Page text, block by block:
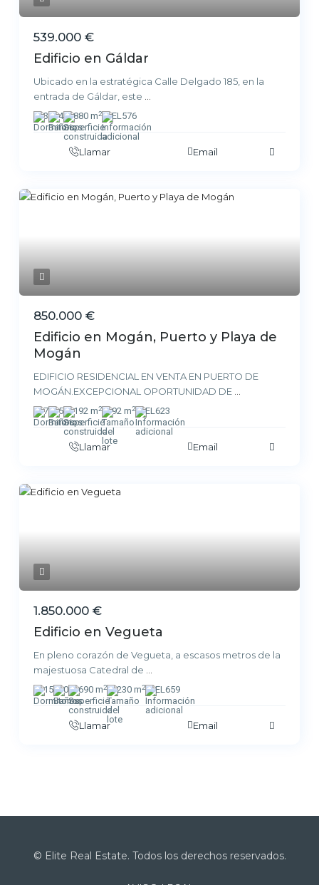
539.000 €
Edificio en Gáldar
Ubicado en la estratégica Calle Delgado 185, en la
entrada de Gáldar, este
3 4 880 m2 EL576
Llamar Email
850.000 €
Edificio en Mogán, Puerto y Playa de
Mogán
EDIFICIO RESIDENCIAL EN VENTA EN PUERTO DE
MOGÁN.EXCEPCIONAL OPORTUNIDAD DE
7 5 192 m2 92 m2 EL623
Llamar Email
1.850.000 €
Edificio en Vegueta
En pleno corazón de Vegueta, a escasos metros de la
majestuosa Catedral de
15 0 690 m2 230 m2 EL659
Llamar Email
© Elite Real Estate. Todos los derechos reservados.